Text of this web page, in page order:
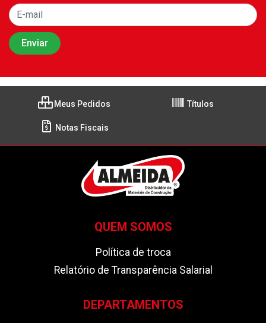
Meus Pedidos Títulos
Notas Fiscais
QUEM SOMOS
Política de troca
Relatório de Transparência Salarial
DEPARTAMENTOS